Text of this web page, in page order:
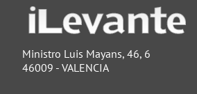
Ministro Luis Mayans, 46, 6
46009 - VALENCIA